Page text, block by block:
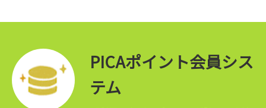
PICAポイント会員シス
テム